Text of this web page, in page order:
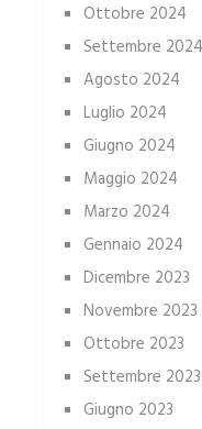
Ottobre 2024
Settembre 2024
Agosto 2024
Luglio 2024
Giugno 2024
Maggio 2024
Marzo 2024
Gennaio 2024
Dicembre 2023
Novembre 2023
Ottobre 2023
Settembre 2023
Giugno 2023